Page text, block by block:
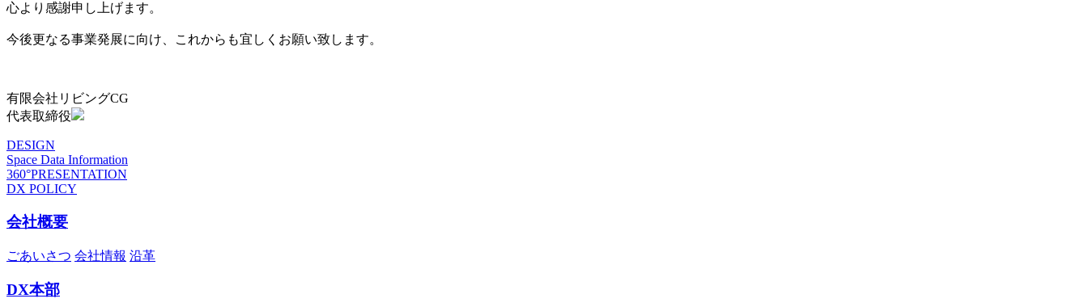
心より感謝申し上げます。
今後更なる事業発展に向け、これからも宜しくお願い致します。
有限会社リビングCG
代表取締役
DESIGN
Space Data Information
360°PRESENTATION
DX POLICY
会社概要
ごあいさつ 会社情報 沿革
DX本部